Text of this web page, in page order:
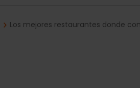
Los mejores restaurantes donde